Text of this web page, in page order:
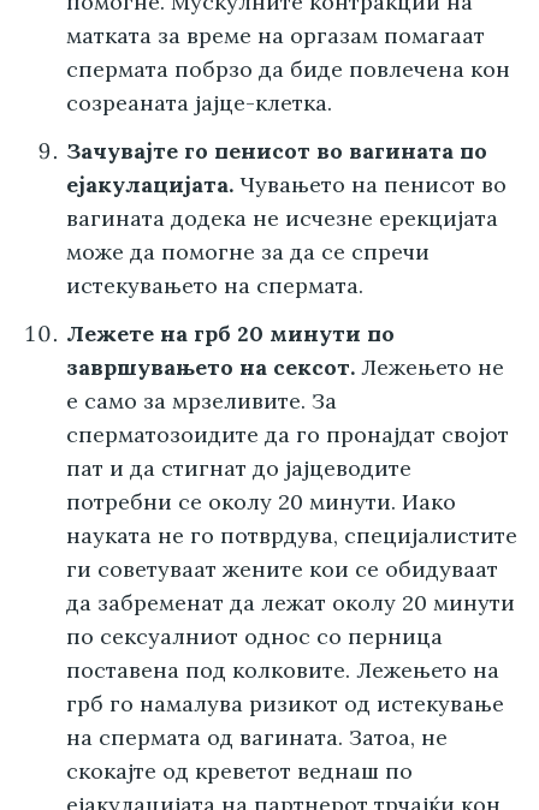
матката за време на оргазам помагаат
спермата побрзо да биде повлечена кон
созреаната јајце-клетка.
Зачувајте го пенисот во вагината по
ејакулацијата. Чувањето на пенисот во
вагината додека не исчезне ерекцијата
може да помогне за да се спречи
истекувањето на спермата.
Лежете на грб 20 минути по
завршувањето на сексот. Лежењето не
е само за мрзеливите. За
сперматозоидите да го пронајдат својот
пат и да стигнат до јајцеводите
потребни се околу 20 минути. Иако
науката не го потврдува, специјалистите
ги советуваат жените кои се обидуваат
да забременат да лежат околу 20 минути
по сексуалниот однос со перница
поставена под колковите. Лежењето на
грб го намалува ризикот од истекување
на спермата од вагината. Затоа, не
скокајте од креветот веднаш по
ејакулацијата на партнерот трчајќи кон